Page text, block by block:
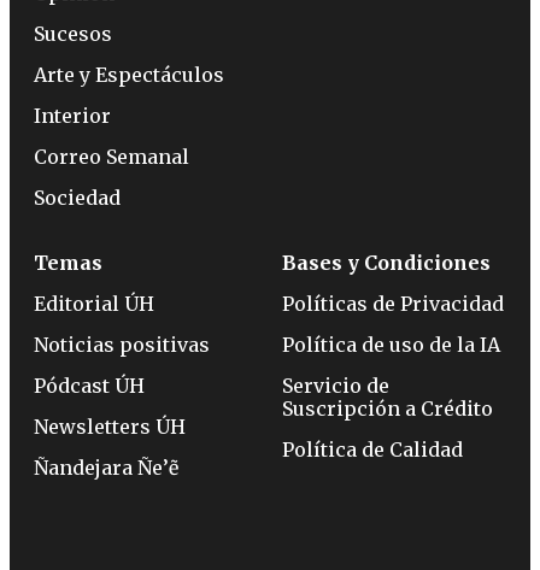
Sucesos
Arte y Espectáculos
Interior
Correo Semanal
Sociedad
Temas
Editorial ÚH
Noticias positivas
Pódcast ÚH
Newsletters ÚH
Ñandejara Ñe’ẽ
Bases y Condiciones
Políticas de Privacidad
Política de uso de la IA
Servicio de
Suscripción a Crédito
Política de Calidad